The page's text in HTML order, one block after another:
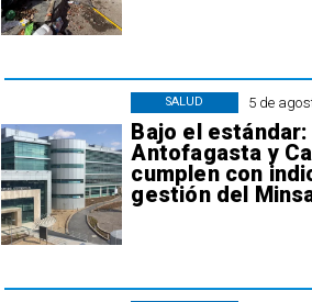
5 de
Bajo el
Antofagasta y
cumplen con
gestión del
SALUD